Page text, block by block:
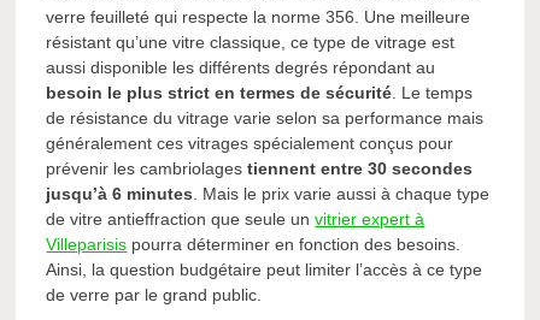
verre feuilleté qui respecte la norme 356. Une meilleure
résistant qu’une vitre classique, ce type de vitrage est
aussi disponible les différents degrés répondant au
besoin le plus strict en termes de sécurité . Le temps
de résistance du vitrage varie selon sa performance mais
généralement ces vitrages spécialement conçus pour
prévenir les cambriolagestiennent entre 30 secondes
jusqu’à 6 minutes . Mais le prix varie aussi à chaque type
de vitre antieffraction que seule unvitrier expert à
Villeparisis pourra déterminer en fonction des besoins.
Ainsi, la question budgétaire peut limiter l’accès à ce type
de verre par le grand public.